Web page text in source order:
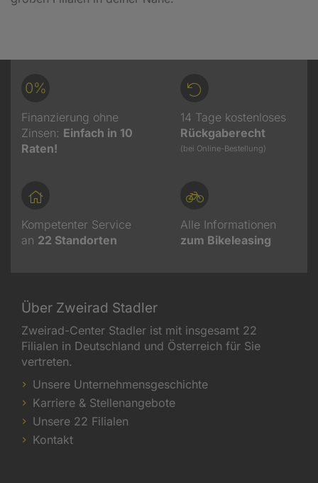
0%
Finanzierung ohne
Zinsen: Einfach in 10
Raten!
14 Tage kostenloses
Rückgaberecht
(bei Online-Bestellung)
Kompetenter Service
an 22 Standorten
Alle Informationen
zum Bikeleasing
Über Zweirad Stadler
Zweirad-Center Stadler ist mit insgesamt 22
Filialen in Deutschland und Österreich für Sie
vertreten.
Unsere Unternehmensgeschichte
Karriere & Stellenangebote
Unsere 22 Filialen
Kontakt